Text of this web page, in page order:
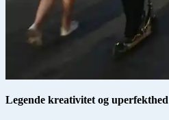
Legende kreativitet og uperfekthed